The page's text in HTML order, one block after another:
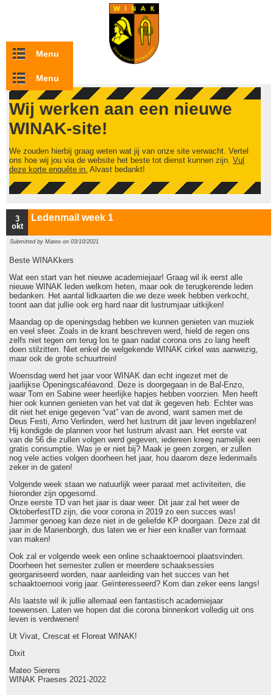
Overslaan en naar de inhoud gaan
Menu
Menu
Wij werken aan een nieuwe
WINAK-site!
We zouden hierbij graag weten wat jij van onze site verwacht. Vertel
ons hoe wij jou via de website het beste tot dienst kunnen zijn. Vul
deze korte enquête in. Alvast bedankt!
3
okt
Ledenmail week 1
Submitted by Mateo on 03/10/2021
Beste WINAKkers
Wat een start van het nieuwe academiejaar! Graag wil ik eerst alle
nieuwe WINAK leden welkom heten, maar ook de terugkerende leden
bedanken. Het aantal lidkaarten die we deze week hebben verkocht,
toont aan dat jullie ook erg hard naar dit lustrumjaar uitkijken!
Maandag op de openingsdag hebben we kunnen genieten van muziek
en veel sfeer. Zoals in de krant beschreven werd, hield de regen ons
zelfs niet tegen om terug los te gaan nadat corona ons zo lang heeft
doen stilzitten. Niet enkel de welgekende WINAK cirkel was aanwezig,
maar ook de grote schuurtrein!
Woensdag werd het jaar voor WINAK dan echt ingezet met de
jaarlijkse Openingscaféavond. Deze is doorgegaan in de Bal-Enzo,
waar Tom en Sabine weer heerlijke hapjes hebben voorzien. Men heeft
hier ook kunnen genieten van het vat dat ik gegeven heb. Echter was
dit niet het enige gegeven “vat” van de avond, want samen met de
Deus Festi, Arno Verlinden, werd het lustrum dit jaar leven ingeblazen!
Hij kondigde de plannen voor het lustrum alvast aan. Het eerste vat
van de 56 die zullen volgen werd gegeven, iedereen kreeg namelijk een
gratis consumptie. Was je er niet bij? Maak je geen zorgen, er zullen
nog vele acties volgen doorheen het jaar, hou daarom deze ledenmails
zeker in de gaten!
Volgende week staan we natuurlijk weer paraat met activiteiten, die
hieronder zijn opgesomd.
Onze eerste TD van het jaar is daar weer. Dit jaar zal het weer de
OktoberfestTD zijn, die voor corona in 2019 zo een succes was!
Jammer genoeg kan deze niet in de geliefde KP doorgaan. Deze zal dit
jaar in de Marienborgh, dus laten we er hier een knaller van formaat
van maken!
Ook zal er volgende week een online schaaktoernooi plaatsvinden.
Doorheen het semester zullen er meerdere schaaksessies
georganiseerd worden, naar aanleiding van het succes van het
schaaktoernooi vorig jaar. Geïnteresseerd? Kom dan zeker eens langs!
Als laatste wil ik jullie allemaal een fantastisch academiejaar
toewensen. Laten we hopen dat die corona binnenkort volledig uit ons
leven is verdwenen!
Ut Vivat, Crescat et Floreat WINAK!
Dixit
Mateo Sierens
WINAK Praeses 2021-2022